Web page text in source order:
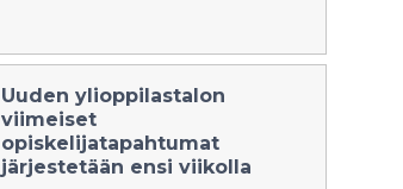
Uuden ylioppilastalon
viimeiset
opiskelijatapahtumat
järjestetään ensi viikolla